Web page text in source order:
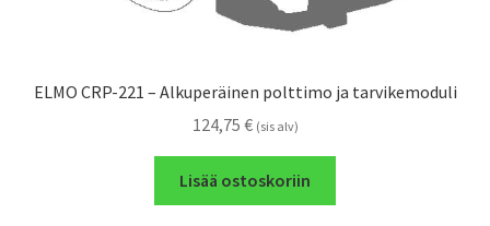
ELMO CRP-221 – Alkuperäinen polttimo ja tarvikemoduli
124,75 € (sis alv)
Lisää ostoskoriin